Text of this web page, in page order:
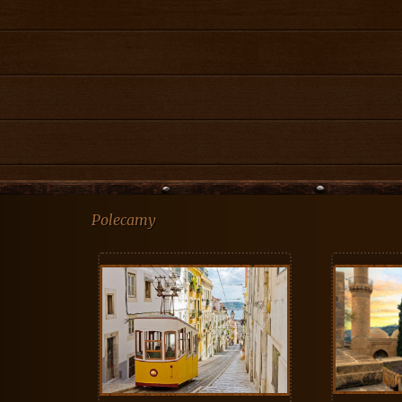
Polecamy